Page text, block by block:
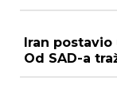
Iran
Od SAD-a